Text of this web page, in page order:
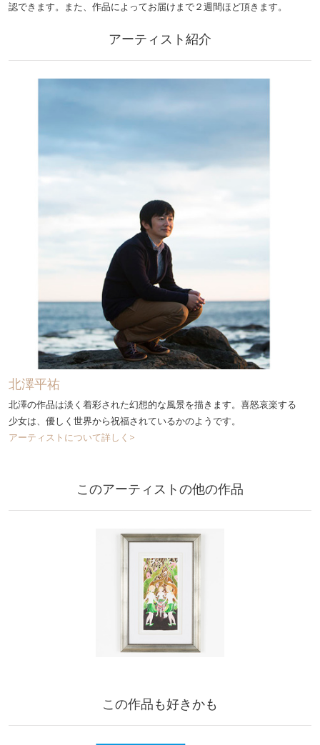
認できます。また、作品によってお届けまで２週間ほど頂きます。
アーティスト紹介
北澤平祐
北澤の作品は淡く着彩された幻想的な風景を描きます。喜怒哀楽する
少女は、優しく世界から祝福されているかのようです。
アーティストについて詳しく>
このアーティストの他の作品
この作品も好きかも